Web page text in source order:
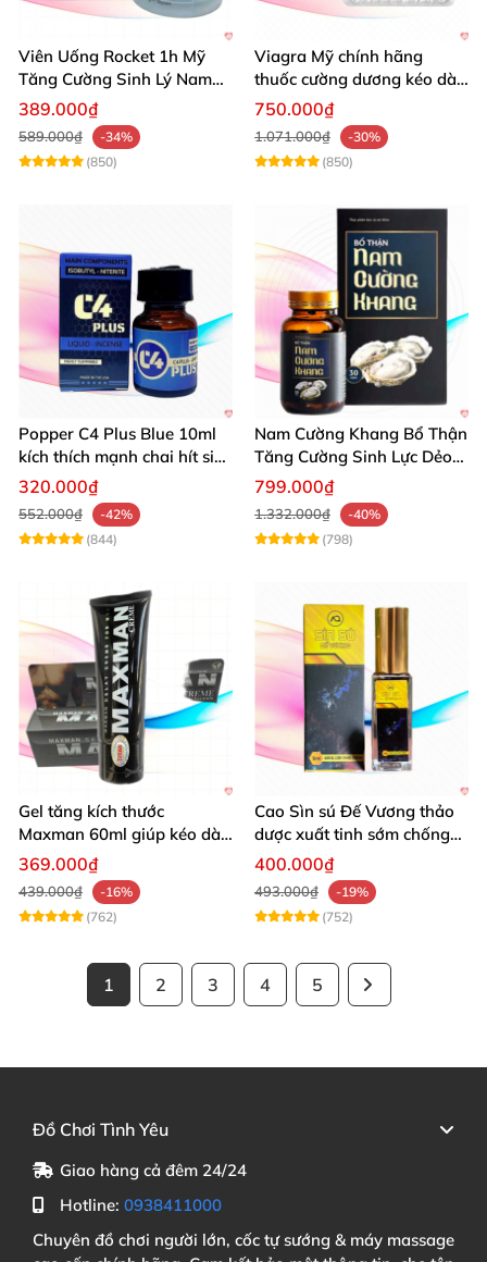
Viên Uống Rocket 1h Mỹ
Tăng Cường Sinh Lý Nam
Hỗ Trợ Mạnh
389.000₫
589.000₫
-34%
(850)
Viagra Mỹ chính hãng
thuốc cường dương kéo dài
thời gian hiệu quả cho Nam
750.000₫
1.071.000₫
-30%
(850)
Popper C4 Plus Blue 10ml
kích thích mạnh chai hít siêu
đỉnh
320.000₫
552.000₫
-42%
(844)
Nam Cường Khang Bổ Thận
Tăng Cường Sinh Lực Dẻo
Dai Mạnh Mẽ
799.000₫
1.332.000₫
-40%
(798)
Gel tăng kích thước
Maxman 60ml giúp kéo dài
thời gian quan hệ hiệu quả
369.000₫
439.000₫
-16%
(762)
Cao Sìn sú Đế Vương thảo
dược xuất tinh sớm chống
hiệu quả nhất
400.000₫
493.000₫
-19%
(752)
1 2 3 4 5
Đồ Chơi Tình Yêu
Giao hàng cả đêm 24/24
Hotline: 0938411000
Chuyên đồ chơi người lớn, cốc tự sướng & máy massage